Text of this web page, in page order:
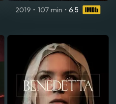
2019 • 107 min • 6,5